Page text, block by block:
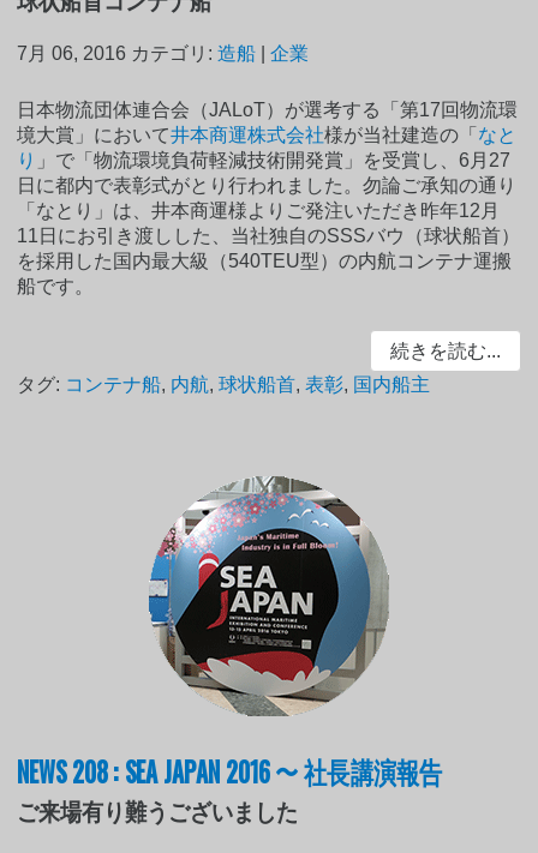
7月 06, 2016 カテゴリ:造船 |企業
日本物流団体連合会（JALoT）が選考する「第17回物流環
境大賞」において井本商運株式会社様が当社建造の「 なと
り 」で「物流環境負荷軽減技術開発賞」を受賞し、6月27
日に都内で表彰式がとり行われました。勿論ご承知の通り
「なとり」は、井本商運様よりご発注いただき昨年12月
11日にお引き渡しした、当社独自のSSSバウ（球状船首）
を採用した国内最大級（540TEU型）の内航コンテナ運搬
船です。
続きを読む...
タグ: コンテナ船, 内航,球状船首,表彰, 国内船主
NEWS 208 : SEA JAPAN 2016 〜 社長講演報告
ご来場有り難うございました